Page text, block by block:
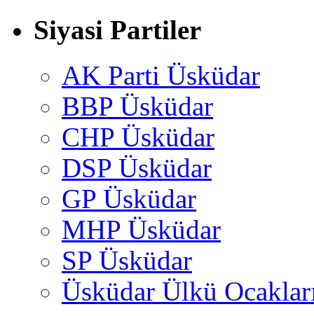
Siyasi Partiler
AK Parti Üsküdar
BBP Üsküdar
CHP Üsküdar
DSP Üsküdar
GP Üsküdar
MHP Üsküdar
SP Üsküdar
Üsküdar Ülkü